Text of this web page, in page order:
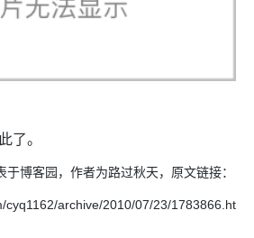
了。
博客园，作者为路过秋天，原文链接：
cyq1162/archive/2010/07/23/1783866.ht